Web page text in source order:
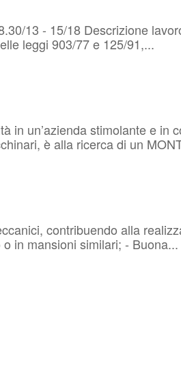
13 - 15/18 Descrizione
leggi 903/77 e 125/91,...
in un’azienda stimolante e
è alla ricerca di un
contribuendo alla
in mansioni similari; - Buona...